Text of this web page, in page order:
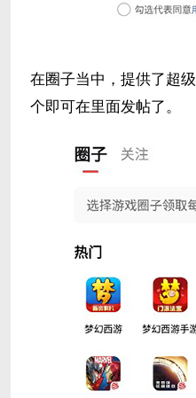
在圈子当中，提供了超
个即可在里面发帖了。